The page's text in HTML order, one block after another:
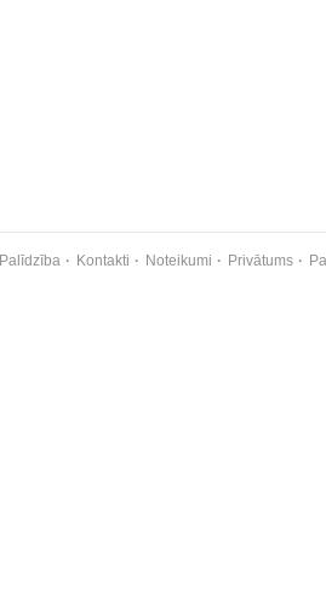
Palīdzība Kontakti Noteikumi Privātums